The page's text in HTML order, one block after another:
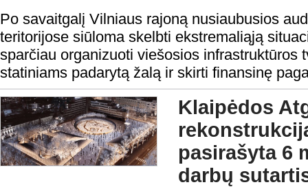
Po savaitgalį Vilniaus rajoną nusiaubusios
teritorijose siūloma skelbti ekstremaliąją
sparčiau organizuoti viešosios infrastruktūros
statiniams padarytą žalą ir skirti finansinę
Klaipėdos
pasirašyta 6
darbų